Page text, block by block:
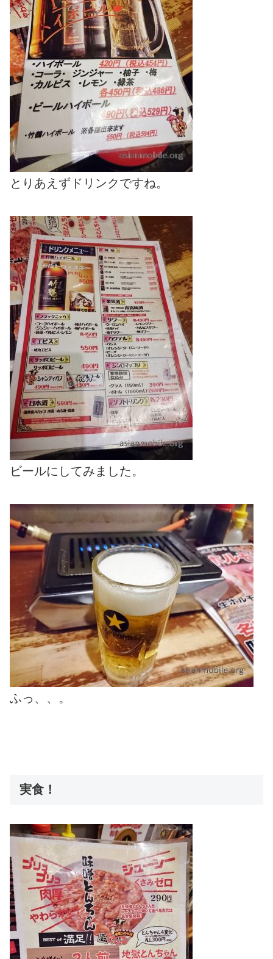
とりあえずドリンクですね。
ビールにしてみました。
ふっ、、。
実食！